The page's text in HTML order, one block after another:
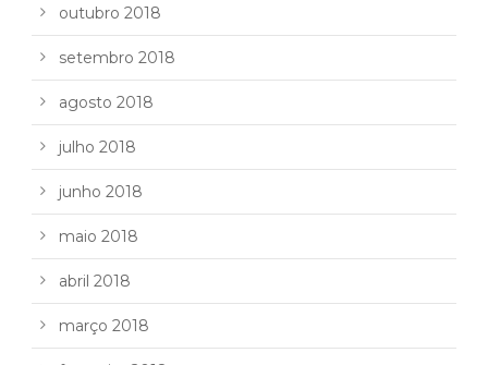
outubro 2018
setembro 2018
agosto 2018
julho 2018
junho 2018
maio 2018
abril 2018
março 2018